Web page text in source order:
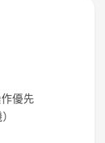
優先